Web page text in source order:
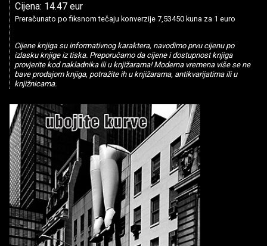
Cijena: 14.47 eur
Preračunato po fiksnom tečaju konverzije 7,53450 kuna za 1 euro
Cijene knjiga su informativnog karaktera, navodimo prvu cijenu po
izlasku knjige iz tiska. Preporučamo da cijene i dostupnost knjiga
provjerite kod nakladnika ili u knjižarama! Moderna vremena više se ne
bave prodajom knjiga, potražite ih u knjižarama, antikvarijatima ili u
knjižnicama.